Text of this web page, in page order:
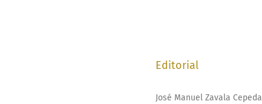
Editorial
José Manuel Zavala Cepeda